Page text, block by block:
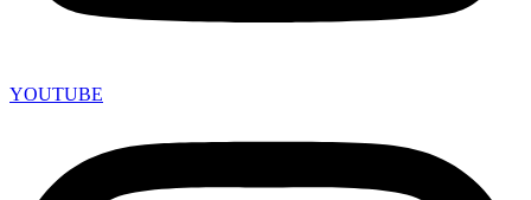
YOUTUBE